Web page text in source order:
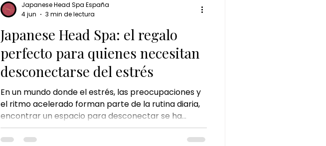
Japanese Head Spa: el regalo
perfecto para quienes necesitan
desconectarse del estrés
En un mundo donde el estrés, las preocupaciones y
el ritmo acelerado forman parte de la rutina diaria,
encontrar un espacio para desconectar se ha
convertido en una necesidad. El Japanese Head Spa,
inspirado en los tradicionales rituales de bienestar
Japanese Head Spa España
4 jun
3 min de lectura